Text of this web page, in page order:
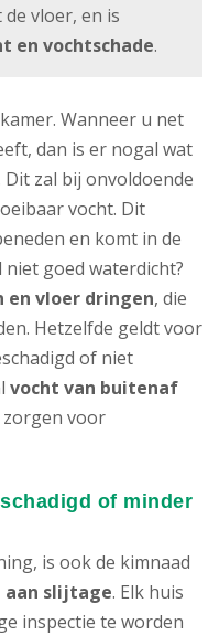
vloer, en is
en vochtschade.
Wanneer u net
dan is er nogal wat
zal bij onvoldoende
vocht. Dit
en komt in de
goed waterdicht?
en vloer dringen, die
Hetzelfde geldt voor
of niet
vocht van buitenaf
zorgen voor
of minder
is ook de kimnaad
aan slijtage. Elk huis
inspectie te worden